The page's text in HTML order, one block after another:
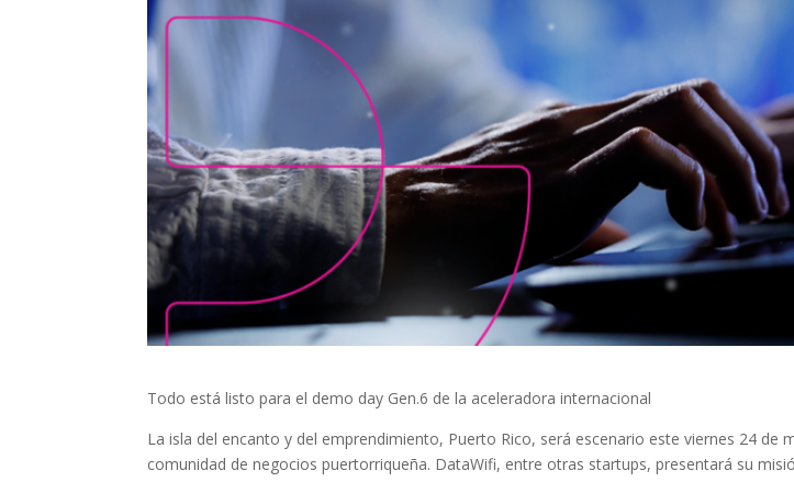
Todo está listo para el demo day Gen.6 de la aceleradora internacional
La isla del encanto y del emprendimiento, Puerto Rico, será escenario este viernes 24
comunidad de negocios puertorriqueña. DataWifi, entre otras startups, presentará su